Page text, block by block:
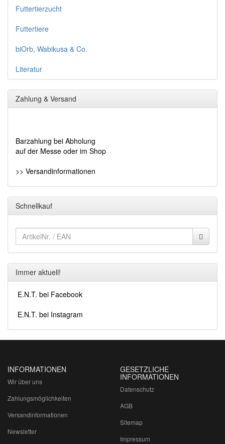
Futtertierzucht
Futtertiere
biOrb, Wabikusa & Co.
Literatur
Zahlung & Versand
Barzahlung bei Abholung
auf der Messe oder im Shop
>> Versandinformationen
Schnellkauf
Immer aktuell!
E.N.T. bei Facebook
E.N.T. bei Instagram
INFORMATIONEN
Wir über uns
Zahlungsmöglichkeiten
Versandinformationen
Newsletter
GESETZLICHE
INFORMATIONEN
Datenschutz
AGB
Sitemap
Impressum